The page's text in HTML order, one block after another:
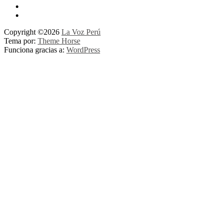
Copyright ©2026 La Voz Perú
Tema por: Theme Horse
Funciona gracias a: WordPress